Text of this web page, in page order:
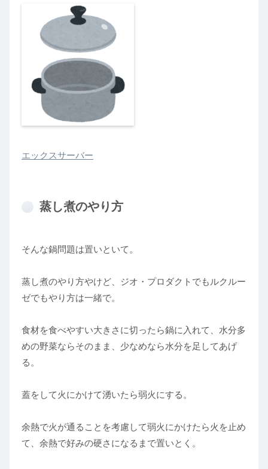
エックスサーバー
蒸し煮のやり方
そんな鍋問題は置いといて。
蒸し煮のやり方やけど、ジオ・プロダクトでもルクルー
ゼでもやり方は一緒で。
食材を食べやすい大きさに切ったら鍋に入れて、水分多
めの野菜ならそのまま、少なめなら水分を足してあげ
る。
蓋をして火にかけて湧いたら弱火にする。
余熱で火が通ることを考慮して弱火にかけたら火を止め
て、余熱で好みの硬さになるまで置いとく。